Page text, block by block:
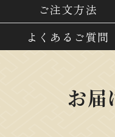
ご注文方法
よくあるご質問
お届